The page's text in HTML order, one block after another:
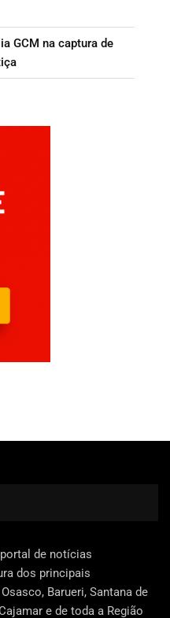
GCM na captura de
de notícias
dos principais
Barueri, Santana de
e de toda a Região